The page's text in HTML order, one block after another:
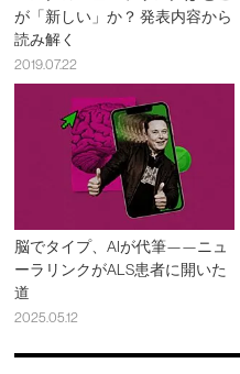
が「新しい」か？ 発表内容から
読み解く
2019.07.22
脳でタイプ、AIが代筆——ニュ
ーラリンクがALS患者に開いた
道
2025.05.12